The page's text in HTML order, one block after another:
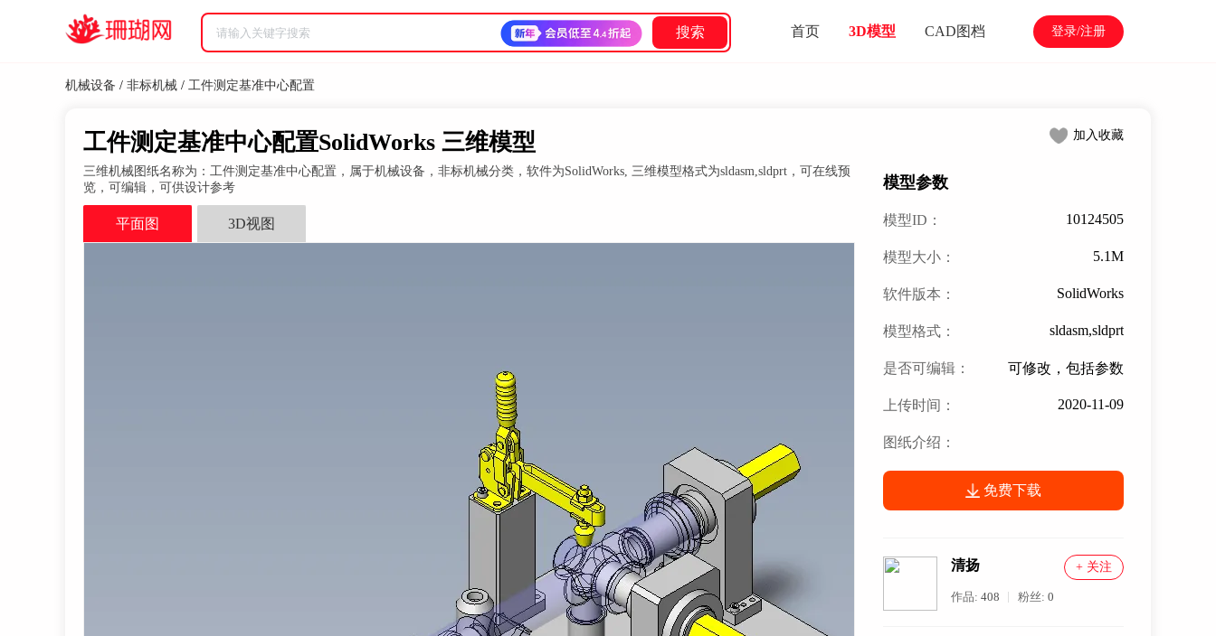
搜索 首页 3D模型 CAD图档 登录/注册
机械设备 / 非标机械 / 工件测定基准中心配置
工件测定基准中心配置SolidWorks 三维模型
三维机械图纸名称为：工件测定基准中心配置，属于机械设备，非标机械分类，软件为SolidWorks, 三维模型格式为sldasm,sldprt，可在线预
览，可编辑，可供设计参考
平面图 3D视图
加入收藏
模型参数
模型ID： 10124505
模型大小： 5.1M
软件版本： SolidWorks
模型格式： sldasm,sldprt
是否可编辑： 可修改，包括参数
上传时间： 2020-11-09
图纸介绍：
免费下载
清扬
作品:408 粉丝:0
+ 关注